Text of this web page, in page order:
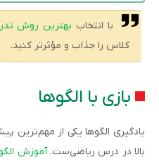
با انتخاب بهترین روش
کلاس را جذاب و مؤثرتر کنید.
بازی با الگوها
یادگیری الگوها یکی از
بالا در درس ریاضی‌ست.آموزش